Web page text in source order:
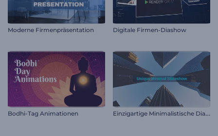
Moderne Firmenpräsentation Digitale Firmen-Diashow
Bodhi-Tag Animationen E
inzigartige Minimalistische Diashow